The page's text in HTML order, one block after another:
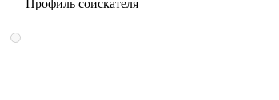
Профиль соискателя